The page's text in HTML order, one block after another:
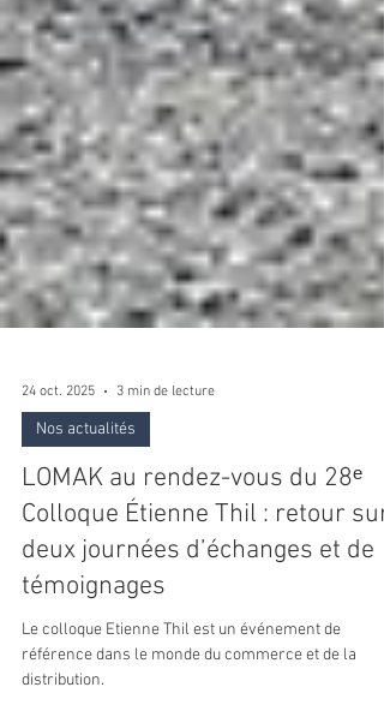
24 oct. 2025 3 min de lecture
Nos actualités
LOMAK au rendez-vous du 28ᵉ
Colloque Étienne Thil : retour sur
deux journées d’échanges et de
témoignages